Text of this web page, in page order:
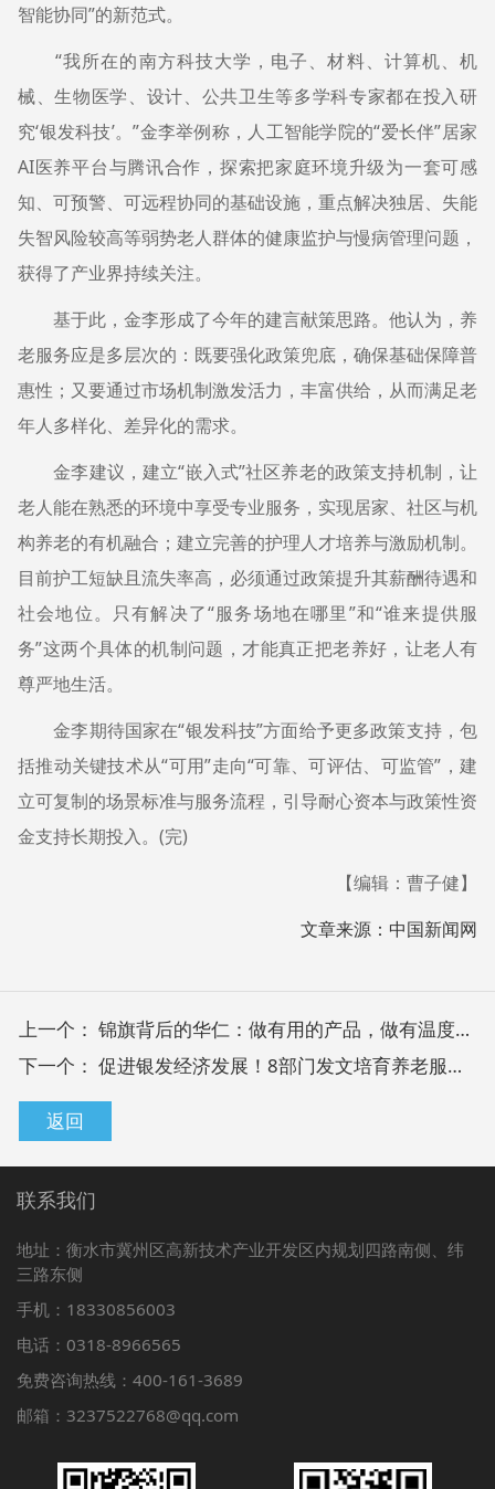
智能协同”的新范式。
“我所在的南方科技大学，电子、材料、计算机、机
械、生物医学、设计、公共卫生等多学科专家都在投入研
究‘银发科技’。”金李举例称，人工智能学院的“爱长伴”居家
AI医养平台与腾讯合作，探索把家庭环境升级为一套可感
知、可预警、可远程协同的基础设施，重点解决独居、失能
失智风险较高等弱势老人群体的健康监护与慢病管理问题，
获得了产业界持续关注。
基于此，金李形成了今年的建言献策思路。他认为，养
老服务应是多层次的：既要强化政策兜底，确保基础保障普
惠性；又要通过市场机制激发活力，丰富供给，从而满足老
年人多样化、差异化的需求。
金李建议，建立“嵌入式”社区养老的政策支持机制，让
老人能在熟悉的环境中享受专业服务，实现居家、社区与机
构养老的有机融合；建立完善的护理人才培养与激励机制。
目前护工短缺且流失率高，必须通过政策提升其薪酬待遇和
社会地位。只有解决了“服务场地在哪里”和“谁来提供服
务”这两个具体的机制问题，才能真正把老养好，让老人有
尊严地生活。
金李期待国家在“银发科技”方面给予更多政策支持，包
括推动关键技术从“可用”走向“可靠、可评估、可监管”，建
立可复制的场景标准与服务流程，引导耐心资本与政策性资
金支持长期投入。(完)
【编辑：曹子健】
文章来源：中国新闻网
上一个： 锦旗背后的华仁：做有用的产品，做有温度的服务
下一个： 促进银发经济发展！8部门发文培育养老服务经营主体
返回
联系我们
地址：衡水市冀州区高新技术产业开发区内规划四路南侧、纬
三路东侧
手机：18330856003
电话：0318-8966565
免费咨询热线：400-161-3689
邮箱：3237522768@qq.com